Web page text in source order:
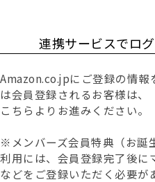
連携サービスでロ
Amazon.co.jpにご登録の情報
は会員登録されるお客様は、
こちらよりお進みください。
※メンバーズ会員特典（お誕
利用には、会員登録完了後に
などをご登録いただく必要が